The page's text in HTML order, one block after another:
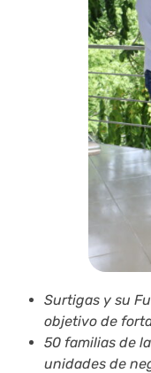
Surtigas y su
objetivo de
50 familias de
unidades de